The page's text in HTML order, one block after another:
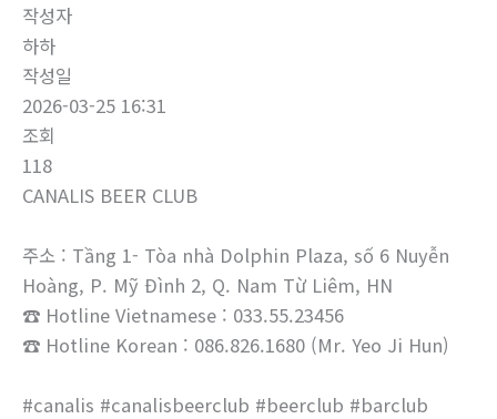
작성자
하하
작성일
2026-03-25 16:31
조회
118
CANALIS BEER CLUB
주소 : Tầng 1- Tòa nhà Dolphin Plaza, số 6 Nuyễn
Hoàng, P. Mỹ Đình 2, Q. Nam Từ Liêm, HN
☎ Hotline Vietnamese : 033.55.23456
☎ Hotline Korean : 086.826.1680 (Mr. Yeo Ji Hun)
#canalis #canalisbeerclub #beerclub #barclub